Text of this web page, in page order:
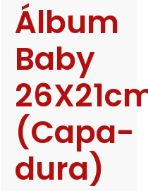
Álbum
Baby
(Capa-
dura)